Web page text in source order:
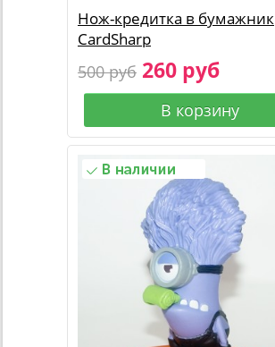
Нож-кредитка в бумажник
CardSharp
500 руб 260 руб
В корзину